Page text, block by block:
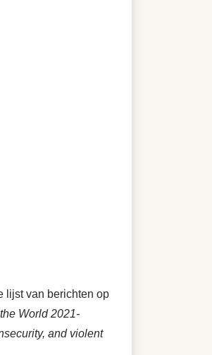
lijst van berichten op
World 2021-
and violent